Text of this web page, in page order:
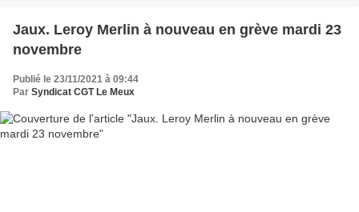
Jaux. Leroy Merlin à nouveau en grève mardi 23
novembre
Publié le 23/11/2021 à 09:44
Par Syndicat CGT Le Meux